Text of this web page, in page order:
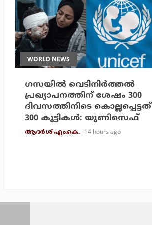
WORLD NEWS
ഗസയില്‍ വെടിനിര്‍ത്തല്‍
പ്രഖ്യാപനത്തിന് ശേഷം 300
ദിവസത്തിനിടെ കൊല്ലപ്പെട്ടത്
300 കുട്ടികള്‍: യുണിസെഫ്
ആദർശ് എം.കെ. 14 hours ago